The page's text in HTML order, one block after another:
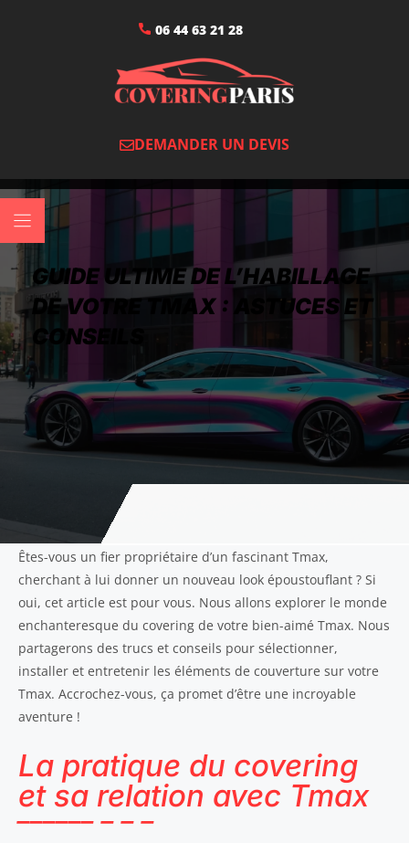
06 44 63 21 28
DEMANDER UN DEVIS
GUIDE ULTIME DE L’HABILLAGE
DE VOTRE TMAX : ASTUCES ET
CONSEILS
Êtes-vous un fier propriétaire d’un fascinant Tmax,
cherchant à lui donner un nouveau look époustouflant ? Si
oui, cet article est pour vous. Nous allons explorer le monde
enchanteresque du covering de votre bien-aimé Tmax. Nous
partagerons des trucs et conseils pour sélectionner,
installer et entretenir les éléments de couverture sur votre
Tmax. Accrochez-vous, ça promet d’être une incroyable
aventure !
La pratique du covering
et sa relation avec Tmax